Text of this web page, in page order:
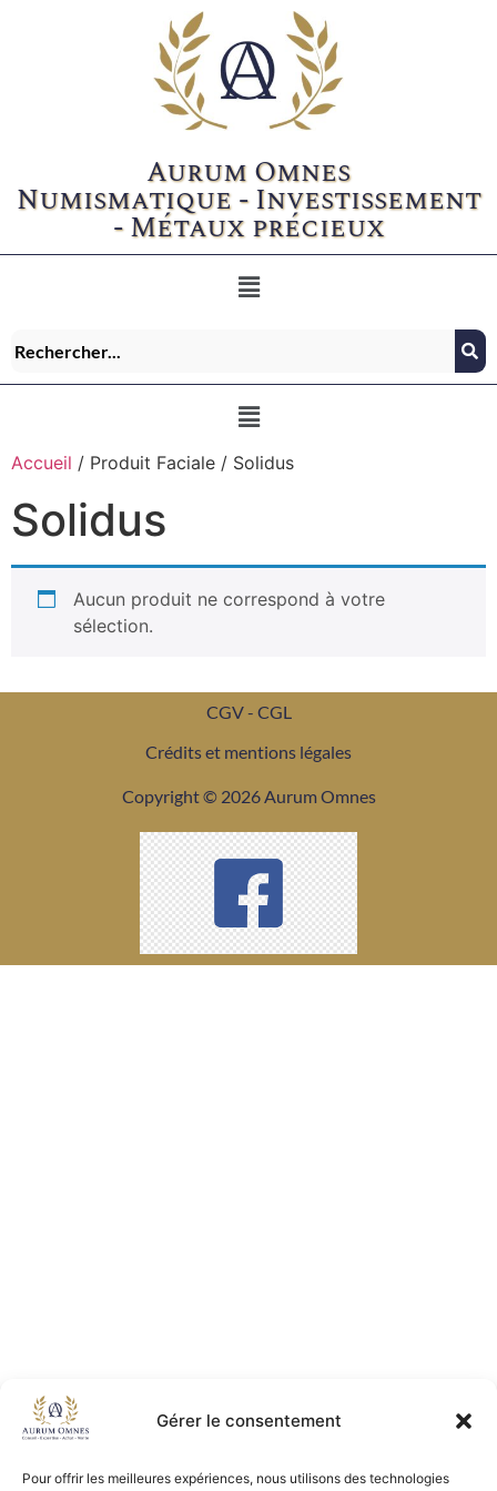
Gérer le consentement
Pour offrir les meilleures expériences, nous utilisons des technologies
Aurum Omnes
Numismatique - Investissement
- Métaux précieux
Accueil / Produit Faciale / Solidus
Solidus
Aucun produit ne correspond à votre
sélection.
CGV - CGL
Crédits et mentions légales
Copyright © 2026 Aurum Omnes